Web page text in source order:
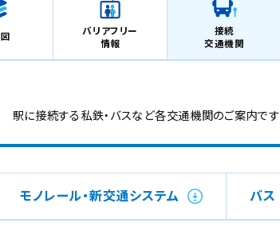
バリアフリー
情報
接続
交通機関
駅に接続する私鉄・バスなど各交通機関のご案内です
モノレール・新交通システム バス